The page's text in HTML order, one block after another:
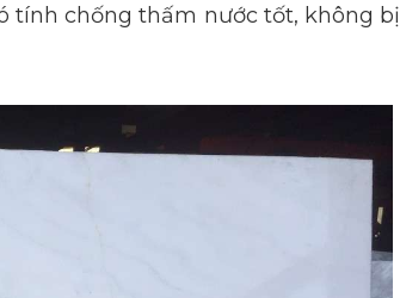
chống thấm nước tốt, không bị